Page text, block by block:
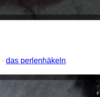
· das perlenhäkeln